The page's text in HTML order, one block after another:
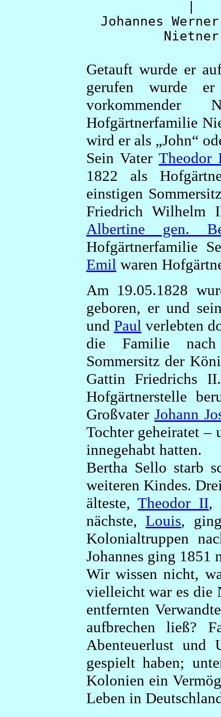
Johannes
Nietner
Getauft wurde er
gerufen wurde
Hofgärtnerfamilie
wird er als „John“
Sein Vater Theodor
1822 als
einstigen
Friedrich Wilhelm
Albertine gen.
Hofgärtnerfamilie
Emil waren
Am 19.05.1828
geboren, er und
und Paul verlebten
die Familie nach
Sommersitz der
Gattin Friedrichs
Hofgärtnerstelle
Großvater Johann
Tochter geheiratet –
innegehabt hatten.
Bertha Sello starb
weiteren Kindes.
älteste,Theodor II,
nächste, Louis,
Kolonialtruppen
Johannes ging 1851
Wir wissen nicht,
vielleicht war es die
entfernten
aufbrechen ließ?
Abenteuerlust und
gespielt haben;
Kolonien ein
Leben in